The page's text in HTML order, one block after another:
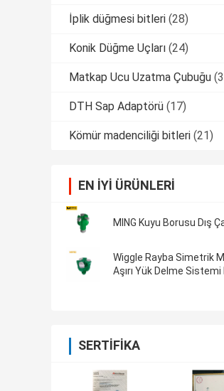
İplik düğmesi bitleri (28)
Konik Düğme Uçları (24)
Matkap Ucu Uzatma Çubuğu
DTH Sap Adaptörü (17)
Kömür madenciliği bitleri (21)
EN IYI ÜRÜNLERI
MING Kuyu Borusu Dış
Wiggle Rayba Simetrik
Aşırı Yük Delme Sistemi
SERTIFIKA